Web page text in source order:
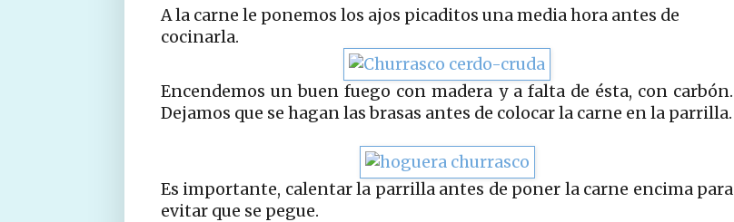
A la carne le ponemos los ajos picaditos una media hora antes de
cocinarla.
Encendemos un buen fuego con madera y a falta de ésta, con carbón.
Dejamos que se hagan las brasas antes de colocar la carne en la parrilla.
Es importante, calentar la parrilla antes de poner la carne encima para
evitar que se pegue.